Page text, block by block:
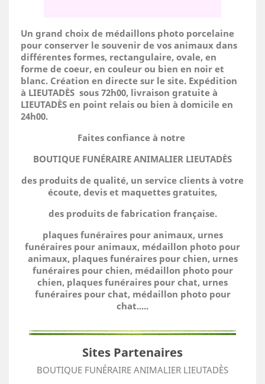
Un grand choix de médaillons photo porcelaine
pour conserver le souvenir de vos animaux dans
différentes formes, rectangulaire, ovale, en
forme de coeur, en couleur ou bien en noir et
blanc. Création en directe sur le site. Expédition
à LIEUTADÈS sous 72h00, livraison gratuite à
LIEUTADÈS en point relais ou bien à domicile en
24h00.
Faites confiance à notre
BOUTIQUE FUNÉRAIRE ANIMALIER LIEUTADÈS
des produits de qualité, un service clients à votre
écoute, devis et maquettes gratuites,
des produits de fabrication française.
plaques funéraires pour animaux, urnes
funéraires pour animaux, médaillon photo pour
animaux, plaques funéraires pour chien, urnes
funéraires pour chien, médaillon photo pour
chien, plaques funéraires pour chat, urnes
funéraires pour chat, médaillon photo pour
chat.....
Sites Partenaires
BOUTIQUE FUNÉRAIRE ANIMALIER LIEUTADÈS